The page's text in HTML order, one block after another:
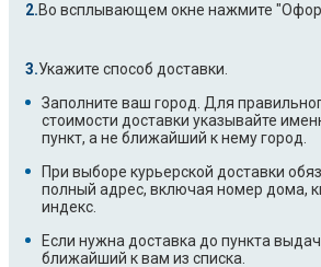
Во всплывающем окне нажмите
Укажите способ доставки.
Заполните ваш город. Для
стоимости доставки указывайте
пункт, а не ближайший к нему город.
При выборе курьерской доставки
полный адрес, включая номер дома,
индекс.
Если нужна доставка до пункта
ближайший к вам из списка.